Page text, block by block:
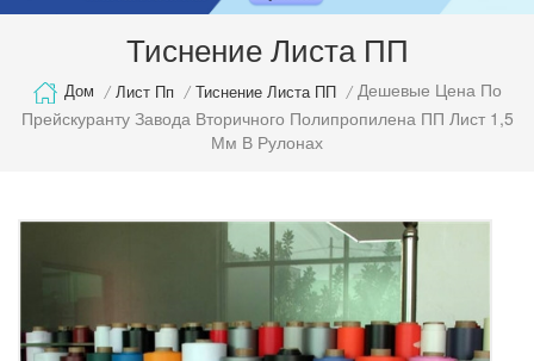
Тиснение Листа ПП
Дом / Лист Пп / Тиснение Листа ПП / Дешевые Цена По
Прейскуранту Завода Вторичного Полипропилена ПП Лист 1,5
Мм В Рулонах